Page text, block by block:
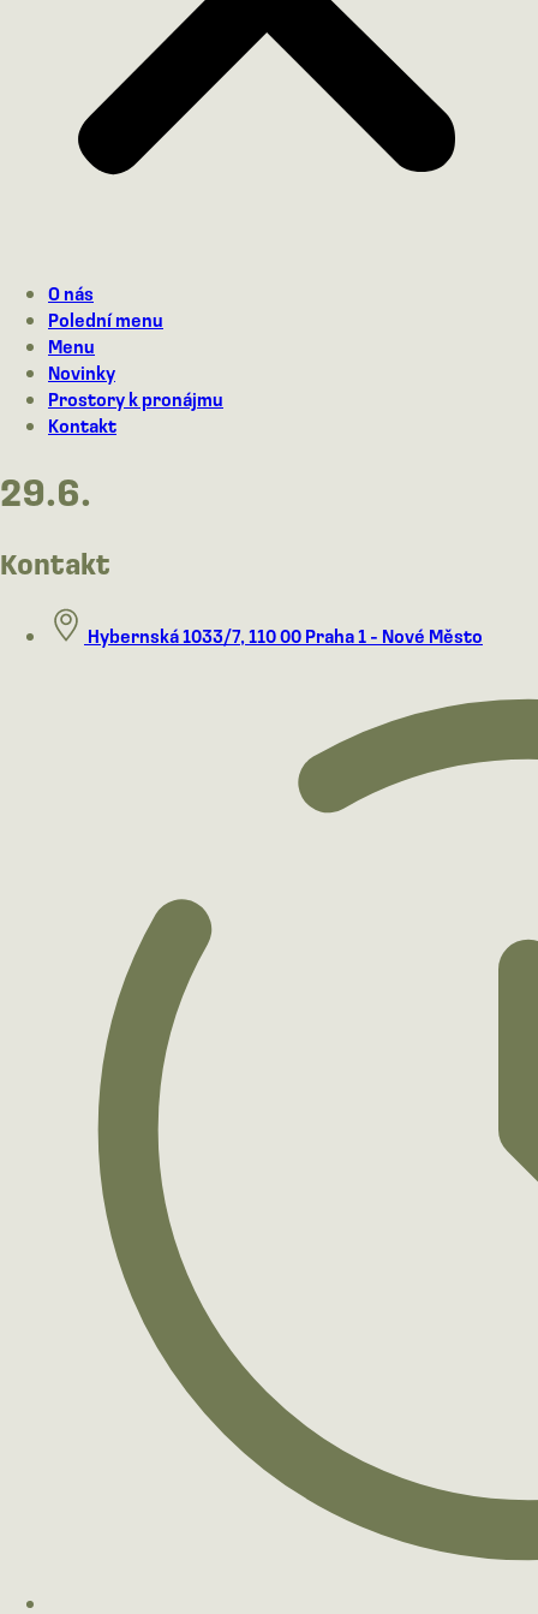
O nás
Polední menu
Menu
Novinky
Prostory k pronájmu
Kontakt
29.6.
Kontakt
Hybernská 1033/7, 110 00 Praha 1 - Nové Město